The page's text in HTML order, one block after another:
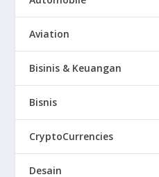
Aviation
Bisinis & Keuangan
Bisnis
CryptoCurrencies
Desain